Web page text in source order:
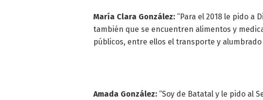
María Clara González: “Para el 2018 le pido a
también que se encuentren alimentos y
públicos, entre ellos el transporte y alumbrado
Amada González: “Soy de Batatal y le pido al